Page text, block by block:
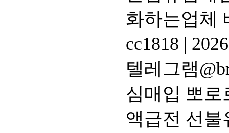
화하는업체
cc1818 |
텔레그램
심매입 뽀
액급전 선